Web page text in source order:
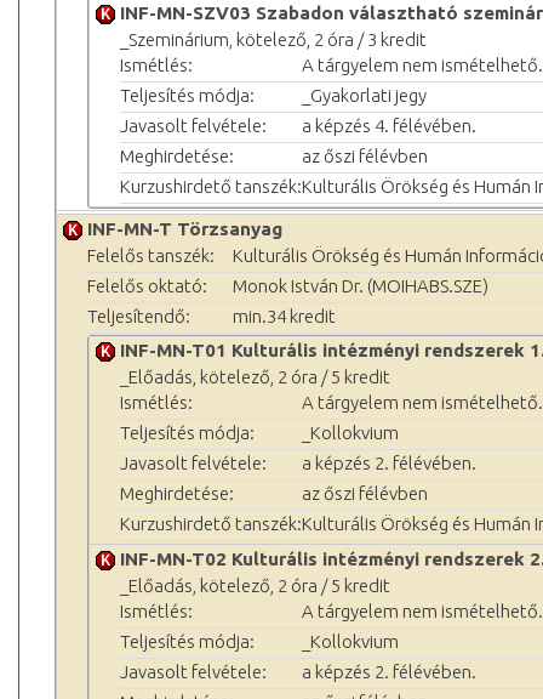
INF-MN-SZV03 Szabadon választható
_Szeminárium, kötelező, 2 óra / 3 kredit
Ismétlés:
A tárgyelem nem ismételhető.
Teljesítés módja:
_Gyakorlati jegy
Javasolt felvétele:
a képzés 4. félévében.
Meghirdetése:
az őszi félévben
Kurzushirdető tanszék:Kulturális Örökség és Humán
INF-MN-T Törzsanyag
Felelős tanszék:
Kulturális Örökség és Humán
Felelős oktató:
Monok István Dr. (MOIHABS.SZE)
Teljesítendő:
min.34 kredit
INF-MN-T01 Kulturális intézményi rendszerek
_Előadás, kötelező, 2 óra / 5 kredit
Ismétlés:
A tárgyelem nem ismételhető.
Teljesítés módja:
_Kollokvium
Javasolt felvétele:
a képzés 2. félévében.
Meghirdetése:
az őszi félévben
Kurzushirdető tanszék:Kulturális Örökség és Humán
INF-MN-T02 Kulturális intézményi rendszerek
_Előadás, kötelező, 2 óra / 5 kredit
Ismétlés:
A tárgyelem nem ismételhető.
Teljesítés módja:
_Kollokvium
Javasolt felvétele:
a képzés 2. félévében.